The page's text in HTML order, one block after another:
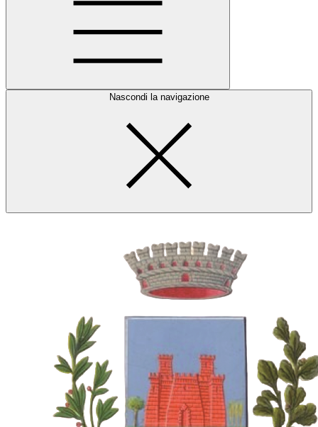
Nascondi la navigazione